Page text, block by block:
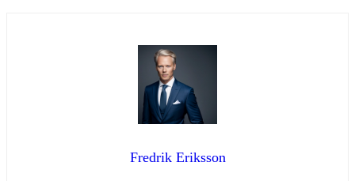
Fredrik Eriksson